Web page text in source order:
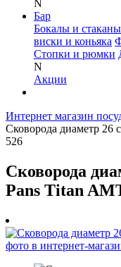
N
Бар
Бокалы и
виски и коньяка
Стопки и рюмки
N
Акции
Интернет магазин
Сковорода диаметр 26
526
Сковорода
Pans Titan